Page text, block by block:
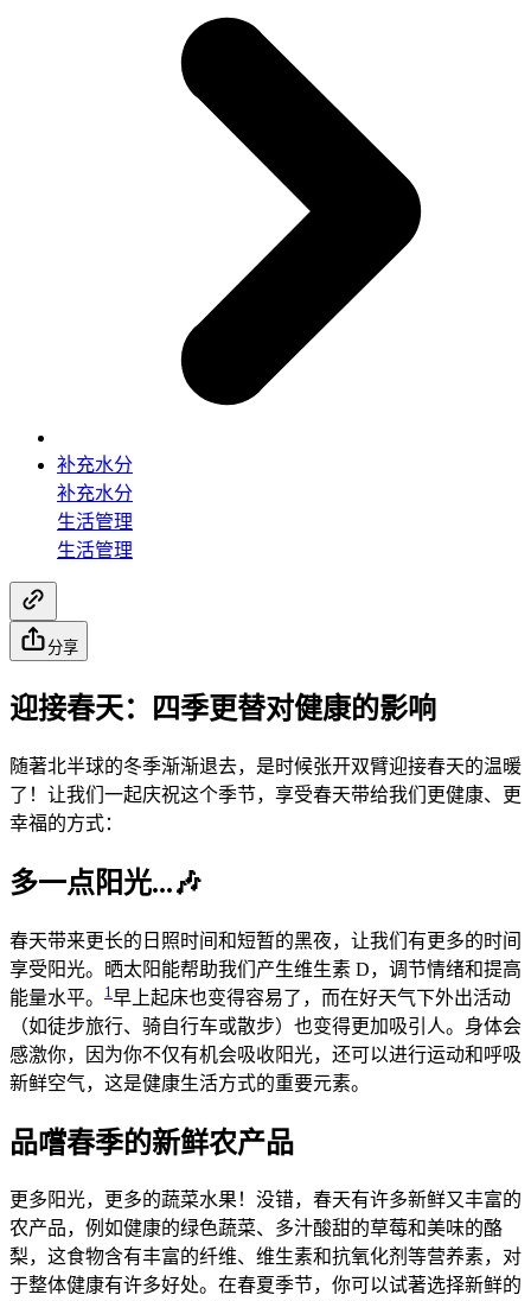
补充水分
补充水分
生活管理
生活管理
分享
迎接春天：四季更替对健康的影响
随著北半球的冬季渐渐退去，是时候张开双臂迎接春天的温暖
了！让我们一起庆祝这个季节，享受春天带给我们更健康、更
幸福的方式：
多一点阳光...🎶
春天带来更长的日照时间和短暂的黑夜，让我们有更多的时间
享受阳光。晒太阳能帮助我们产生维生素 D，调节情绪和提高
能量水平。
1 早上起床也变得容易了，而在好天气下外出活动
（如徒步旅行、骑自行车或散步）也变得更加吸引人。身体会
感激你，因为你不仅有机会吸收阳光，还可以进行运动和呼吸
新鲜空气，这是健康生活方式的重要元素。
品嚐春季的新鲜农产品
更多阳光，更多的蔬菜水果！没错，春天有许多新鲜又丰富的
农产品，例如健康的绿色蔬菜、多汁酸甜的草莓和美味的酪
梨，这食物含有丰富的纤维、维生素和抗氧化剂等营养素，对
于整体健康有许多好处。在春夏季节，你可以试著选择新鲜的